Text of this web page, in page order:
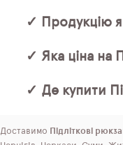
✓ Продукцію
✓ Яка ціна на
✓ Де купити
Доставимо Підліткові